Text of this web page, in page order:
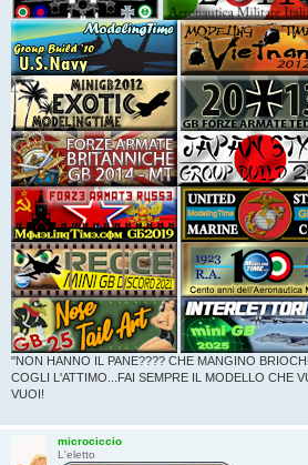
"NON HANNO IL PANE???? CHE MANGINO
COGLI L'ATTIMO...FAI SEMPRE IL MODELLO CHE
VUOI!
microciccio
L'eletto